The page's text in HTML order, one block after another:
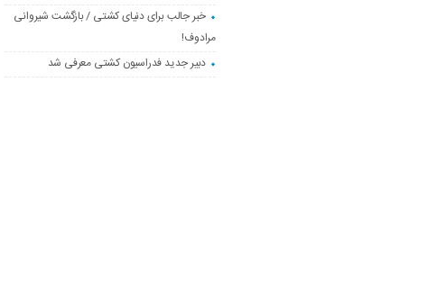
خبر جالب برای دنیای کشتی / بازگشت شیروانی
مرادوف!
دبیر جدید فدراسیون کشتی معرفی شد